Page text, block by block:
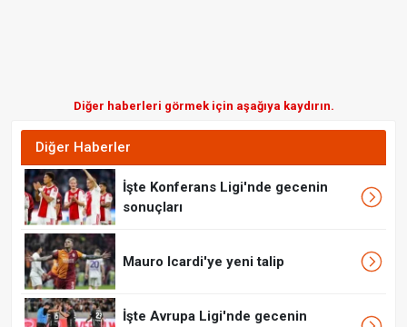
Diğer haberleri görmek için aşağıya kaydırın.
Diğer Haberler
İşte Konferans Ligi'nde gecenin
sonuçları
Mauro Icardi'ye yeni talip
İşte Avrupa Ligi'nde gecenin